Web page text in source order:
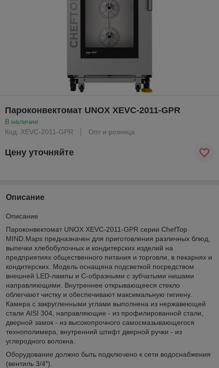
Пароконвектомат UNOX XEVC-2011-GPR
В наличии
Код: XEVC-2011-GPR
Опт и розница
Цену уточняйте
Описание
Описание
Пароконвектомат UNOX XEVC-2011-GPR серии ChefTop
MIND.Maps предназначен для приготовления различных блюд,
выпечки хлебобулочных и кондитерских изделий на
предприятиях общественного питания и торговли, в пекарнях и
кондитерских. Модель оснащена подсветкой посредством
внешней LED-лампы и C-образными с зубчатыми нишами
направляющими. Внутреннее открывающееся стекло
облегчают чистку и обеспечивают максимальную гигиену.
Камера с закругленными углами выполнена из нержавеющей
стали AISI 304, направляющие - из профилированной стали,
дверной замок - из высокопрочного самосмазывающегося
технополимера, внутренний штифт дверной ручки - из
углеродного волокна.
Оборудование должно быть подключено к сети водоснабжения
(вентиль 3/4″).